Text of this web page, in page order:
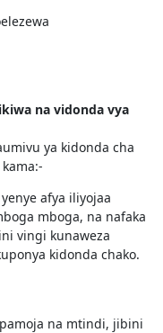
na vidonda vya
ya kidonda cha
afya iliyojaa
mboga, na nafaka
vingi kunaweza
kidonda chako.
na mtindi, jibini